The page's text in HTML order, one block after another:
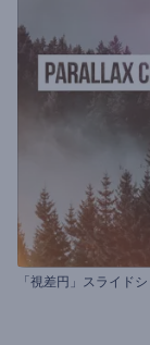
「視差円」スライド